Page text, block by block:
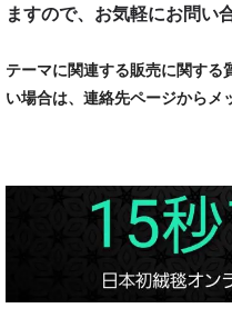
ますので、お気軽にお問い
テーマに関連する販売に関する
い場合は、連絡先ページからメ